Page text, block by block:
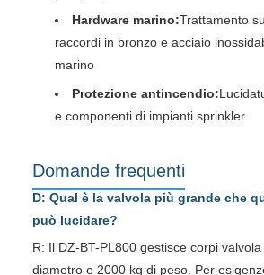
Hardware marino:Trattamento
raccordi in bronzo e acciaio
marino
Protezione antincendio:
e componenti di impianti sprinkler
Domande frequenti
D: Qual è la valvola più grande che
può lucidare?
R: Il DZ-BT-PL800 gestisce corpi
diametro e 2000 kg di peso. Per